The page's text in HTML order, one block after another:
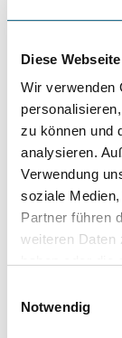
Diese
Wir verwenden
zu können und
analysieren.
Verwendung
soziale
Partner führen
weiteren Daten
Notwendig
- Gestanzt
-
-
- Kunststoffgriff